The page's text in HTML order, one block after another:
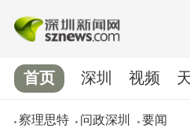
首页
察理思特 问政深圳 要闻
深圳 视频